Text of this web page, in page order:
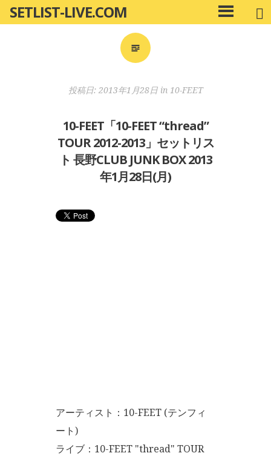
ン
SETLIST-LIVE.COM
メ
イ
投稿日: 2013年1月28日in 10-FEET
10-FEET「10-FEET “thread”
TOUR 2012-2013」セットリス
ト 長野CLUB JUNK BOX 2013
年1月28日(月)
アーティスト：10-FEET (テンフィ
ート)
ライブ：10-FEET "thread" TOUR